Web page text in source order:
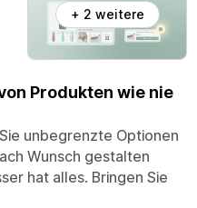
+ 2 weitere
Produkten wie nie
unbegrenzte Optionen
Wunsch gestalten
hat alles. Bringen Sie